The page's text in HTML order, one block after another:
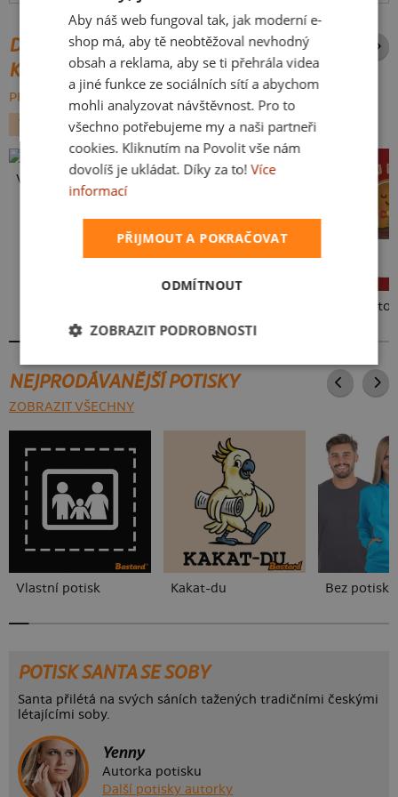
DALŠÍ POTISKY ZE STEJNÉ
KATEGORIE
PROCHÁZET VŠE:
VÁNOCE
Vlastní potisk
Peču na to!
NEJPRODÁVANĚJŠÍ POTISKY
ZOBRAZIT VŠECHNY
Vlastní potisk Kakat-du Bez potisku
POTISK SANTA SE SOBY
Santa přilétá na svých sáních tažených tradičními českými
létajícími soby.
Yenny
Autorka potisku
Další potisky autorky
SLOVAK
Aby náš web fungoval tak, jak moderní e-
shop má, aby tě neobtěžoval nevhodný
obsah a reklama, aby se ti přehrála videa
a jiné funkce ze sociálních sítí a abychom
mohli analyzovat návštěvnost. Pro to
všechno potřebujeme my a naši partneři
cookies. Kliknutím na Povolit vše nám
dovolíš je ukládat. Díky za to! Více
informací
PŘIJMOUT A POKRAČOVAT
ODMÍTNOUT
ZOBRAZIT PODROBNOSTI